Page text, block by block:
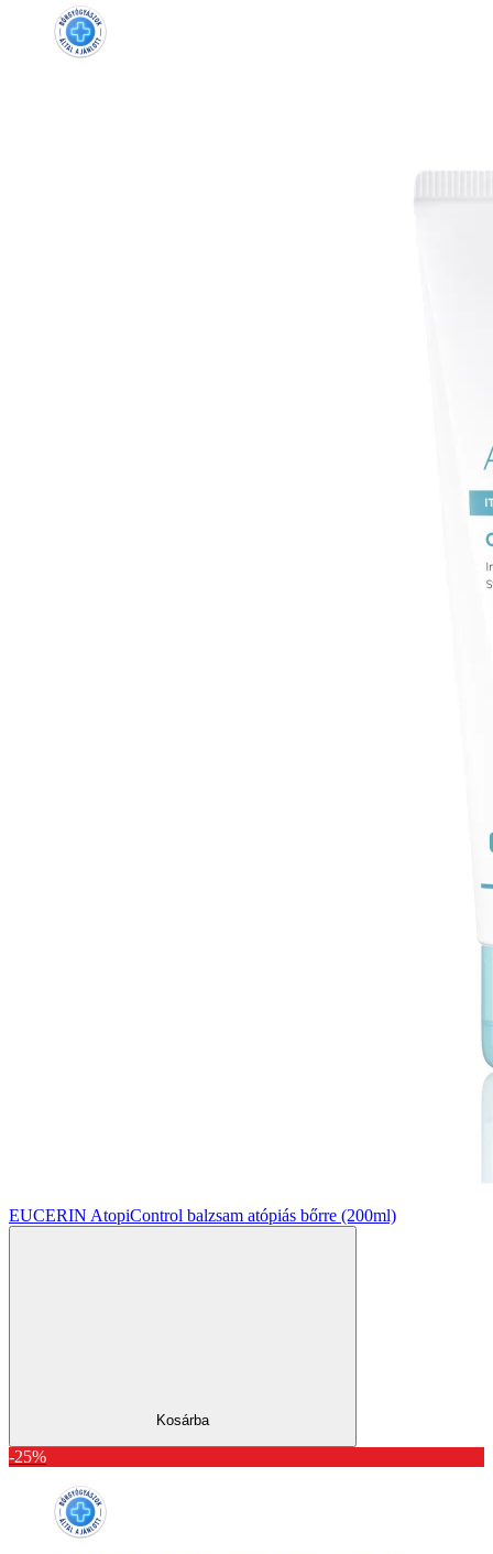
EUCERIN AtopiControl balzsam atópiás bőrre (200ml)
Kosárba
-25%